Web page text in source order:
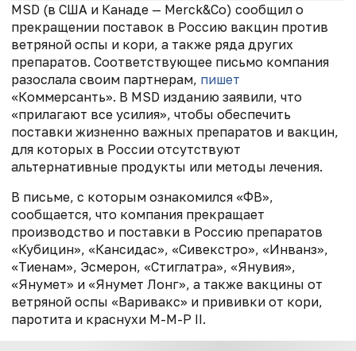
MSD (в США и Канаде — Merck&Co) сообщил о
прекращении поставок в Россию вакцин против
ветряной оспы и кори, а также ряда других
препаратов. Соответствующее письмо компания
разослала своим партнерам, пишет
«Коммерсанть». В MSD изданию заявили, что
«прилагают все усилия», чтобы обеспечить
поставки жизненно важных препаратов и вакцин,
для которых в России отсутствуют
альтернативные продукты или методы лечения.
В письме, с которым ознакомился «ФВ»,
сообщается, что компания прекращает
производство и поставки в Россию препаратов
«Кубицин», «Кансидас», «Сивекстро», «Инванз»,
«Тиенам», Эсмерон, «Стиглатра», «Янувия»,
«Янумет» и «Янумет Лонг», а также вакцины от
ветряной оспы «Варивакс» и прививки от кори,
паротита и краснухи M-M-P II.